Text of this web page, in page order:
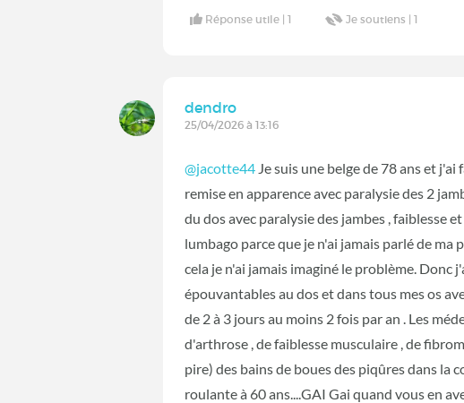
Réponse utile |1 Je soutiens |1
dendro
25/04/2026 à 13:16
@jacotte44 Je suis une belge de 78 ans et
remise en apparence avec paralysie des 2
du dos avec paralysie des jambes , faiblesse
lumbago parce que je n'ai jamais parlé de ma
cela je n'ai jamais imaginé le problème. Donc
épouvantables au dos et dans tous mes os
de 2 à 3 jours au moins 2 fois par an . Les
d'arthrose , de faiblesse musculaire , de
pire) des bains de boues des piqûres dans la
roulante à 60 ans....GAI Gai quand vous en